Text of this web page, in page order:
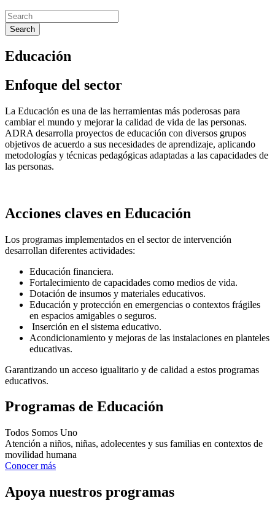
Search
Educación
Enfoque del sector
La Educación es una de las herramientas más poderosas para
cambiar el mundo y mejorar la calidad de vida de las personas.
ADRA desarrolla proyectos de educación con diversos grupos
objetivos de acuerdo a sus necesidades de aprendizaje, aplicando
metodologías y técnicas pedagógicas adaptadas a las capacidades de
las personas.
Acciones claves en Educación
Los programas implementados en el sector de intervención
desarrollan diferentes actividades:
Educación financiera.
Fortalecimiento de capacidades como medios de vida.
Dotación de insumos y materiales educativos.
Educación y protección en emergencias o contextos frágiles
en espacios amigables o seguros.
Inserción en el sistema educativo.
Acondicionamiento y mejoras de las instalaciones en planteles
educativas.
Garantizando un acceso igualitario y de calidad a estos programas
educativos.
Programas de Educación
Todos Somos Uno
Atención a niños, niñas, adolecentes y sus familias en contextos de
movilidad humana
Conocer más
Apoya nuestros programas